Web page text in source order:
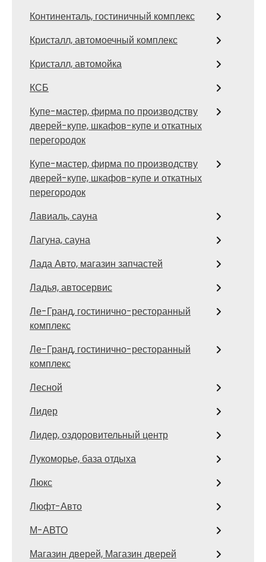
Континенталь, гостиничный комплекс
Кристалл, автомоечный комплекс
Кристалл, автомойка
КСБ
Купе-мастер, фирма по производству
дверей-купе, шкафов-купе и откатных
перегородок
Купе-мастер, фирма по производству
дверей-купе, шкафов-купе и откатных
перегородок
Лавиаль, сауна
Лагуна, сауна
Лада Авто, магазин запчастей
Ладья, автосервис
Ле-Гранд, гостинично-ресторанный
комплекс
Ле-Гранд, гостинично-ресторанный
комплекс
Лесной
Лидер
Лидер, оздоровительный центр
Лукоморье, база отдыха
Люкс
Люфт-Авто
М-АВТО
Магазин дверей, Магазин дверей